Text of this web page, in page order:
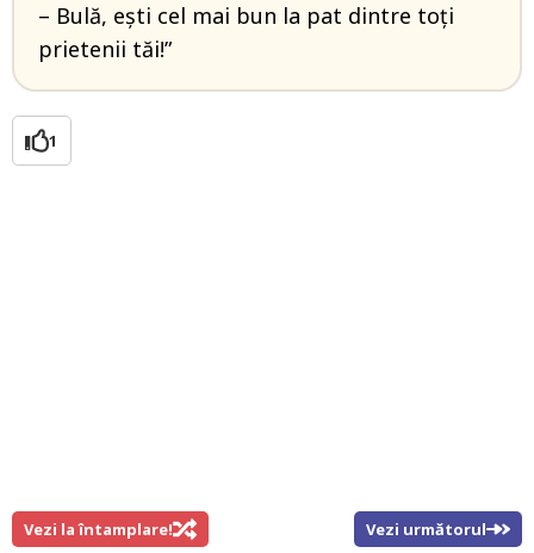
– Bulă, ești cel mai bun la pat dintre toți
prietenii tăi!”
1
Vezi la întamplare! Vezi următorul